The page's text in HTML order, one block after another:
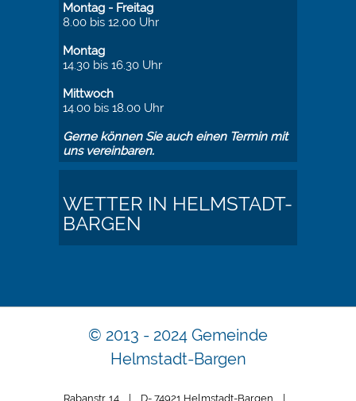
Montag - Freitag
8.00 bis 12.00 Uhr
Montag
14.30 bis 16.30 Uhr
Mittwoch
14.00 bis 18.00 Uhr
Gerne können Sie auch einen Termin mit
uns vereinbaren.
WETTER IN HELMSTADT-
BARGEN
© 2013 - 2024 Gemeinde
Helmstadt-Bargen
Rabanstr. 14 | D- 74921 Helmstadt-Bargen |